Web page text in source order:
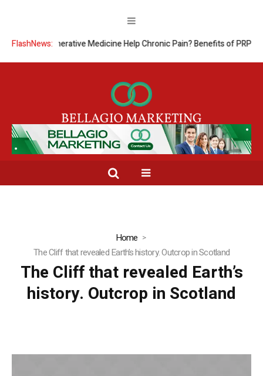
FlashNews:
Can Regenerative Medicine Help Chronic Pain? Benefits of PRP
Home
The Cliff that revealed Earth’s history. Outcrop in Scotland
The Cliff that revealed Earth’s
history. Outcrop in Scotland